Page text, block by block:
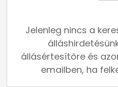
Jelenleg nincs a
állásértesítőre és
emailben, ha